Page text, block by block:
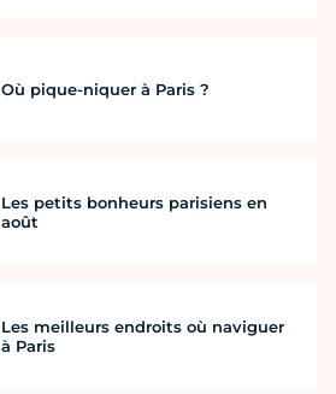
Où pique-niquer à Paris ?
Les petits bonheurs parisiens en
août
Les meilleurs endroits où naviguer
à Paris